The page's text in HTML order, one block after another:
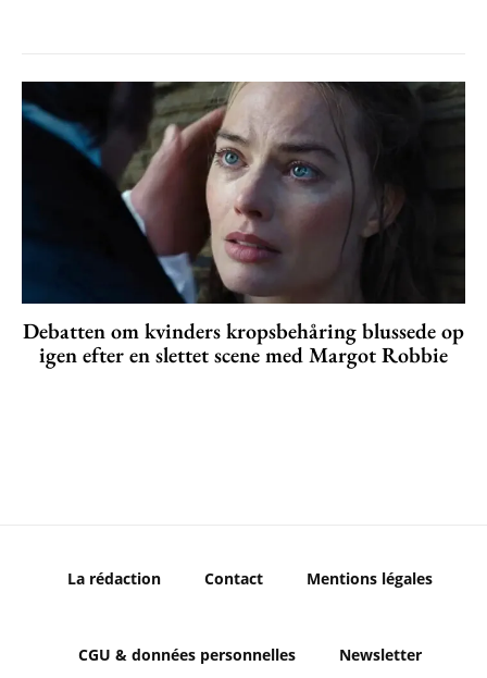
Debatten om kvinders kropsbehåring blussede op
igen efter en slettet scene med Margot Robbie
La rédaction Contact Mentions légales
CGU & données personnelles Newsletter